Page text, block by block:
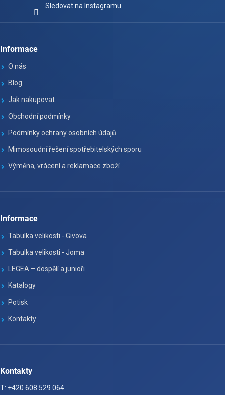
Sledovat na Instagramu
Informace
O nás
Blog
Jak nakupovat
Obchodní podmínky
Podmínky ochrany osobních údajů
Mimosoudní řešení spotřebitelských sporu
Výměna, vrácení a reklamace zboží
Informace
Tabulka velikosti - Givova
Tabulka velikosti - Joma
LEGEA – dospělí a junioři
Katalogy
Potisk
Kontakty
Kontakty
T: +420 608 529 064